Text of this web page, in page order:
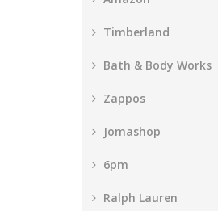
Timberland
Bath & Body Works
Zappos
Jomashop
6pm
Ralph Lauren